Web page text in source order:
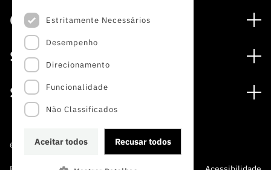
Prémios
Notas de Imprensa
Subscrever Newsletter
Subscrever Direct Mail de Concursos
Agenda
Publicações
Concursos
Concursos Abertos
Concursos Previstos
Concursos Fechados
Calendarização FCT 2026
Serviços
Serviços digitais: Tecnologia para o Conhecimento
Arquivo, Documentação e Informação
Acesso a dados estatísticos para fins científicos –
Sobre
A FCT
Estudos e Planeamento Estratégico
Documentos de Gestão
©2022 · Fundação para a Ciência e a Tecnologia
Estritamente Necessários
Desempenho
Direcionamento
Funcionalidade
Não Classificados
Aceitar todos Recusar todos